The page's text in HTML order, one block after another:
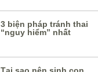
3 biện pháp tránh thai
“nguy hiểm” nhất